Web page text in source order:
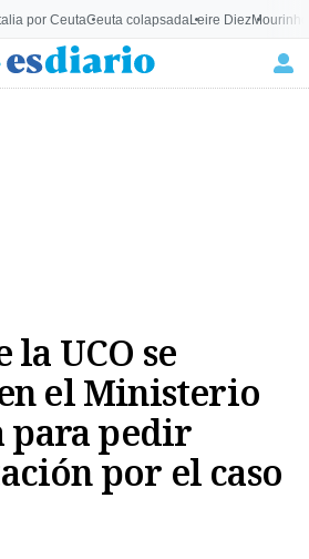
por CeutaCeuta colapsadaLeire Diez
la UCO se
el Ministerio
para pedir
por el caso